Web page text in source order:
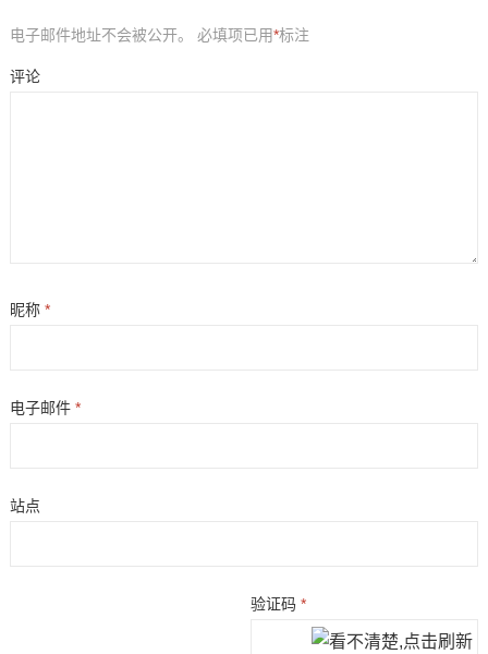
电子邮件地址不会被公开。 必填项已用*标注
评论
昵称 *
电子邮件 *
站点
验证码*